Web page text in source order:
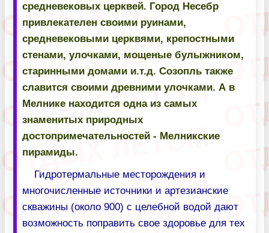
средневековых церквей. Город Несебр
привлекателен своими руинами,
средневековыми церквями, крепостными
стенами, улочками, мощеные булыжником,
старинными домами и.т.д. Созопль также
славится своими древними улочками. А в
Мелнике находится одна из самых
знаменитых природных
достопримечательностей - Мелникские
пирамиды.
Гидротермальные месторождения и
многочисленные источники и артезианские
скважины (около 900) с целебной водой дают
возможность поправить свое здоровье для тех